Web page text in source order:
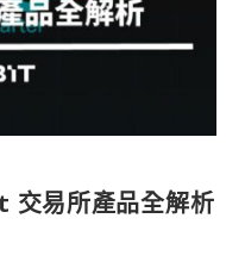
易所產品全解析